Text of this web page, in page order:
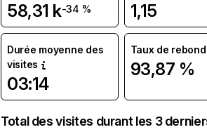
58,31 k-34 % 1,15
Durée moyenne des
visites
03:14
Taux de rebond
93,87 %
Total des visites durant les 3